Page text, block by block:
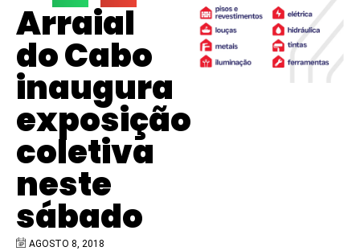
Arraial
do Cabo
inaugura
exposição
coletiva
neste
sábado
AGOSTO 8, 2018